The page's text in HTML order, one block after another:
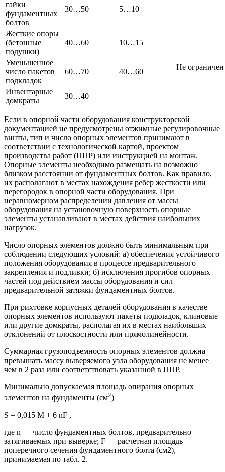
гайки
фундаментных
болтов
30…50 5…10
Жесткие опоры
(бетонные
подушки)
40…60 10…15
Не ограничен
Уменьшенное
число пакетов
подкладок
60…70 40…60
Инвентарные
домкраты
30…40 —
Если в опорной части оборудования конструкторской
документацией не предусмотрены отжимные регулировочные
винты, тип и число опорных элементов принимают в
соответствии с технологической картой, проектом
производства работ (ППР) или инструкцией на монтаж.
Опорные элементы необходимо размещать на возможно
близком расстоянии от фундаментных болтов. Как правило,
их располагают в местах нахождения ребер жесткости или
перегородок в опорной части оборудования. При
неравномерном распределении давления от массы
оборудования на установочную поверхность опорные
элементы устанавливают в местах действия наибольших
нагрузок.
Число опорных элементов должно быть минимальным при
соблюдении следующих условий: а) обеспечения устойчивого
положения оборудования в процессе предварительного
закрепления и подливки; б) исключения прогибов опорных
частей под действием массы оборудования и сил
предварительной затяжки фундаментных болтов.
При рихтовке корпусных деталей оборудования в качестве
опорных элементов используют пакеты подкладок, клиновые
или другие домкраты, располагая их в местах наибольших
отклонений от плоскостности или прямолинейности.
Суммарная грузоподъемность опорных элементов должна
превышать массу выверяемого узла оборудования не менее
чем в 2 раза или соответствовать указанной в ППР.
Минимально допускаемая площадь опирания опорных
элементов на фундаменты (см2)
S = 0,015 M + 6 nF ,
где n — число фундаментных болтов, предварительно
затягиваемых при выверке; F — расчетная площадь
поперечного сечения фундаментного болта (см2),
принимаемая по табл. 2.